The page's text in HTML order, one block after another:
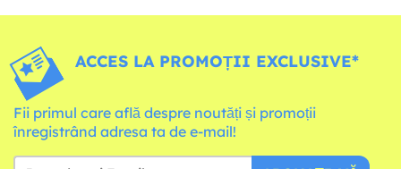
ACCES LA PROMOȚII EXCLUSIVE*
Fii primul care află despre noutăți și promoții
înregistrând adresa ta de e-mail!